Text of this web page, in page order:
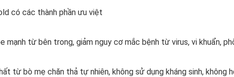
có các thành phần ưu việt
mạnh từ bên trong, giảm nguy cơ mắc bệnh từ virus, vi khuẩn,
từ bò mẹ chăn thả tự nhiên, không sử dụng kháng sinh, không